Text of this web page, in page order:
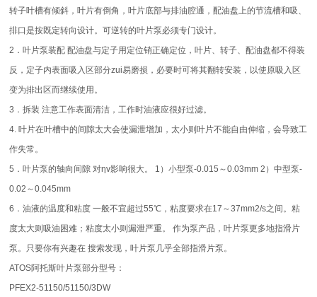
转子叶槽有倾斜，叶片有倒角，叶片底部与排油腔通，配油盘上的节流槽和吸、
排口是按既定转向设计。可逆转的叶片泵必须专门设计。
2．叶片泵装配 配油盘与定子用定位销正确定位，叶片、转子、配油盘都不得装
反，定子内表面吸入区部分zui易磨损，必要时可将其翻转安装，以使原吸入区
变为排出区而继续使用。
3．拆装 注意工作表面清洁，工作时油液应很好过滤。
4. 叶片在叶槽中的间隙太大会使漏泄增加，太小则叶片不能自由伸缩，会导致工
作失常。
5．叶片泵的轴向间隙 对ηv影响很大。 1）小型泵-0.015～0.03mm 2）中型泵-
0.02～0.045mm
6．油液的温度和粘度 一般不宜超过55℃，粘度要求在17～37mm2/s之间。粘
度太大则吸油困难；粘度太小则漏泄严重。 作为泵产品，叶片泵更多地指滑片
泵。只要你有兴趣在 搜索发现，叶片泵几乎全部指滑片泵。
ATOS阿托斯叶片泵部分型号：
PFEX2-51150/51150/3DW